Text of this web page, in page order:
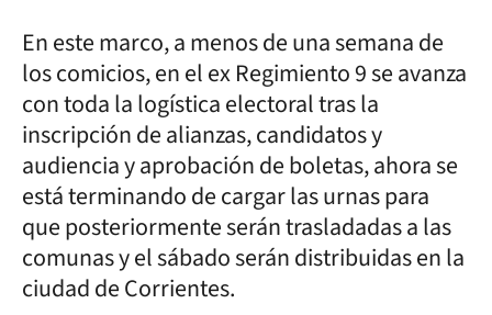
En este marco, a menos de una semana de
los comicios, en el ex Regimiento 9 se avanza
con toda la logística electoral tras la
inscripción de alianzas, candidatos y
audiencia y aprobación de boletas, ahora se
está terminando de cargar las urnas para
que posteriormente serán trasladadas a las
comunas y el sábado serán distribuidas en la
ciudad de Corrientes.